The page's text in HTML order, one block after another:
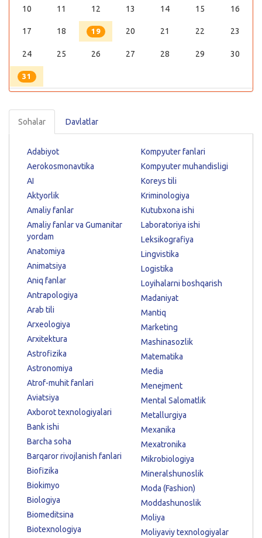
10 11 12 13 14 15 16
17 18 19 20 21 22 23
24 25 26 27 28 29 30
31
Sohalar Davlatlar
Adabiyot
Aerokosmonavtika
AI
Aktyorlik
Amaliy fanlar
Amaliy fanlar va Gumanitar
yordam
Anatomiya
Animatsiya
Aniq fanlar
Antrapologiya
Arab tili
Arxeologiya
Arxitektura
Astrofizika
Astronomiya
Atrof-muhit fanlari
Aviatsiya
Axborot texnologiyalari
Bank ishi
Barcha soha
Barqaror rivojlanish fanlari
Biofizika
Biokimyo
Biologiya
Biomeditsina
Biotexnologiya
Kompyuter fanlari
Kompyuter muhandisligi
Koreys tili
Kriminologiya
Kutubxona ishi
Laboratoriya ishi
Leksikografiya
Lingvistika
Logistika
Loyihalarni boshqarish
Madaniyat
Mantiq
Marketing
Mashinasozlik
Matematika
Media
Menejment
Mental Salomatlik
Metallurgiya
Mexanika
Mexatronika
Mikrobiologiya
Mineralshunoslik
Moda (Fashion)
Moddashunoslik
Moliya
Moliyaviy texnologiyalar